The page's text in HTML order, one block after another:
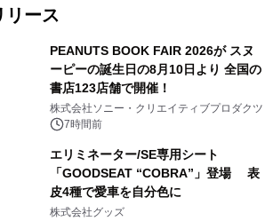
リース
PEANUTS BOOK FAIR 2026が スヌ
ーピーの誕生日の8月10日より 全国の
書店123店舗で開催！
株式会社ソニー・クリエイティブプロダクツ
7時間前
エリミネーター/SE専用シート
「GOODSEAT “COBRA”」登場 表
皮4種で愛車を自分色に
株式会社グッズ